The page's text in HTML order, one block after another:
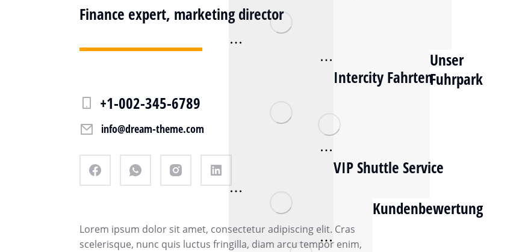
Intercity Fahrten
VIP Shuttle Service
Unser
Fuhrpark
Kundenbewertung
Finance expert, marketing director
+1-002-345-6789
info@dream-theme.com
Lorem ipsum dolor sit amet, consectetur adipiscing elit. Cras
scelerisque, nunc quis luctus fringilla, diam arcu tempor enim,